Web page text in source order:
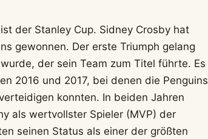
der Stanley Cup. Sidney Crosby hat
gewonnen. Der erste Triumph gelang
der sein Team zum Titel führte. Es
2016 und 2017, bei denen die Penguins
konnten. In beiden Jahren
als wertvollster Spieler (MVP) der
seinen Status als einer der größten